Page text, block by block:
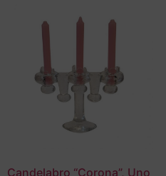
Candelabro “Corona”, Uno